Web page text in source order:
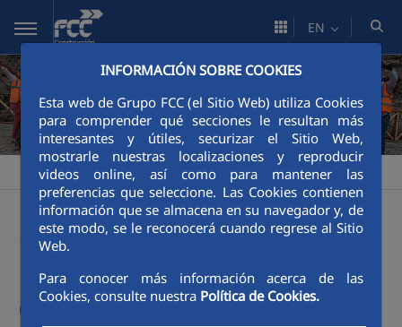
Skip to Main Content
INFORMACIÓN SOBRE COOKIES
Esta web de Grupo FCC (el Sitio Web) utiliza Cookies
para comprender qué secciones le resultan más
interesantes y útiles, securizar el Sitio Web,
mostrarle nuestras localizaciones y reproducir
videos online, así como para mantener las
preferencias que seleccione. Las Cookies contienen
información que se almacena en su navegador y, de
este modo, se le reconocerá cuando regrese al Sitio
Web.
Para conocer más información acerca de las
Cookies, consulte nuestra Política de Cookies.
EN
FCCCO Estados Unidos >People People >Send your CV
Send your CV
Our talent makes us